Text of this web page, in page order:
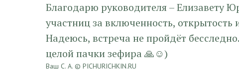
Благодарю руководителя – Елизавету
участниц за включенность,
Надеюсь, встреча не пройдёт
целой пачки зефира 🙏☺️)
Ваш С. А. © PICHURICHKIN.RU